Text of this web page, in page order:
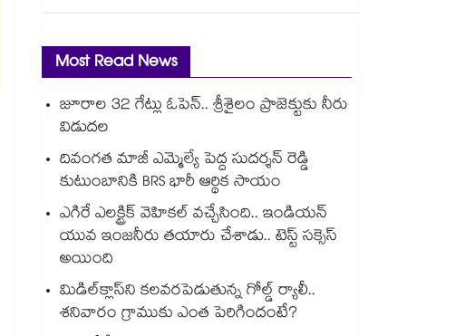
Most Read News
జూరాల 32 గేట్లు ఓపెన్.. శ్రీశైలం ప్రాజెక్టుకు నీరు
విడుదల
దివంగత మాజీ ఎమ్మెల్యే పెద్ద సుదర్శన్ రెడ్డి
కుటుంబానికి BRS భారీ ఆర్థిక సాయం
ఎగిరే ఎలక్ట్రిక్ వెహికల్ వచ్చేసింది.. ఇండియన్
యువ ఇంజనీరు తయారు చేశాడు.. టెస్ట్ సక్సెస్
అయింది
మిడిల్‌క్లాస్‌ని కలవరపెడుతున్న గోల్డ్ ర్యాలీ..
శనివారం గ్రాముకు ఎంత పెరిగిందంటే?